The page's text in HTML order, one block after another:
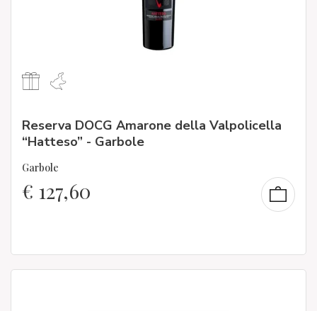
Reserva DOCG Amarone della Valpolicella
“Hatteso” - Garbole
Garbole
€ 127,60